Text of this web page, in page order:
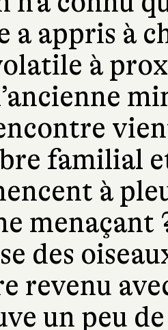
a appris à
à
familial
à
menaçant
des
revenu
un peu